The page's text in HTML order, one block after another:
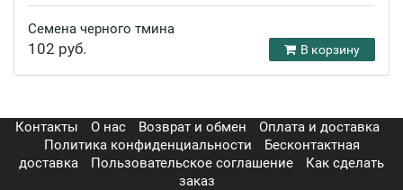
Семена черного тмина
102 руб. В корзину
Контакты О нас Возврат и обмен
Оплата и доставка
Политика конфиденциальности
Бесконтактная
доставка
Пользовательское соглашение
Как сделать
заказ